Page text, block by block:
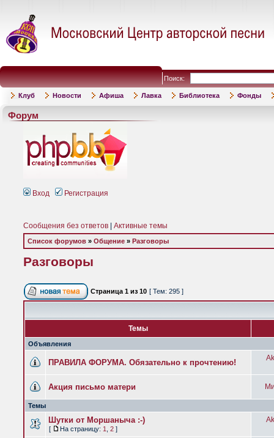
Поиск:
Клуб Новости Афиша Лавка Библиотека Фонды
Форум
Вход Регистрация
Сообщения без ответов Активные темы
Список форумов » Общение » Разговоры
Разговоры
Страница 1 из 10 [ Тем: 295 ]
Темы
Объявления
ПРАВИЛА ФОРУМА. Обязательно к прочтению!
Акция письмо матери
Темы
Шутки от Моршаныча :-)
[ На страницу: 1 2 ]